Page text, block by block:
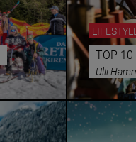
TOP 10
Ulli